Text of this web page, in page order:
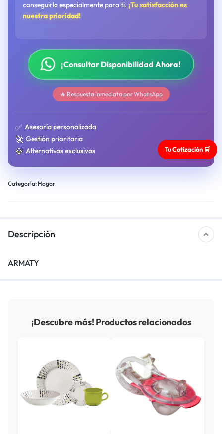
conseguirlo especialmente para ti. ¡Tu satisfacción es
nuestra prioridad!
¡Consultar Disponibilidad Ahora!
🔥 Respuesta inmediata por WhatsApp
✅ Asesoría personalizada
🚀 Gestión prioritaria
💎 Alternativas exclusivas
Categoría: Hogar
Descripción
ARMATY
¡Descubre más! Productos relacionados
Tu Cotización 🛒